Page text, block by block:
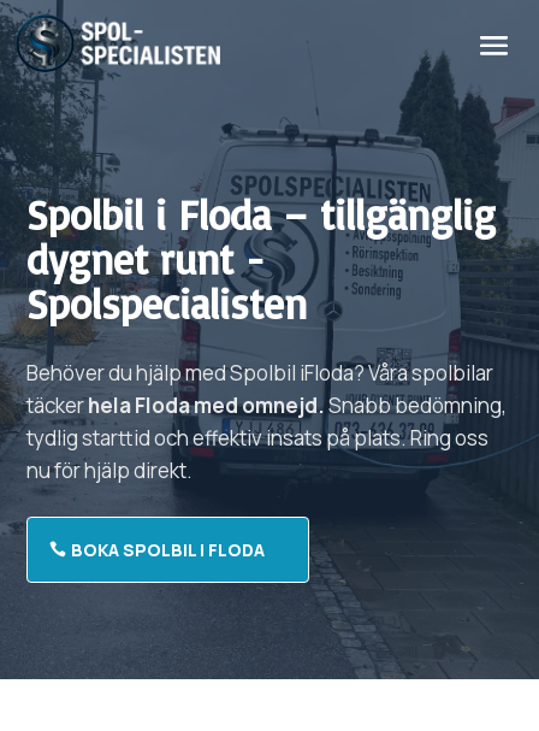
Spolbil i Floda– tillgänglig
dygnet runt -
Spolspecialisten
Behöver du hjälp medSpolbil iFloda?Våra spolbilar
täckerhelaFlodamed omnejd.Snabb bedömning,
tydlig starttid och effektiv insats på plats. Ring oss
nu för hjälp direkt.
BOKA SPOLBIL I FLODA